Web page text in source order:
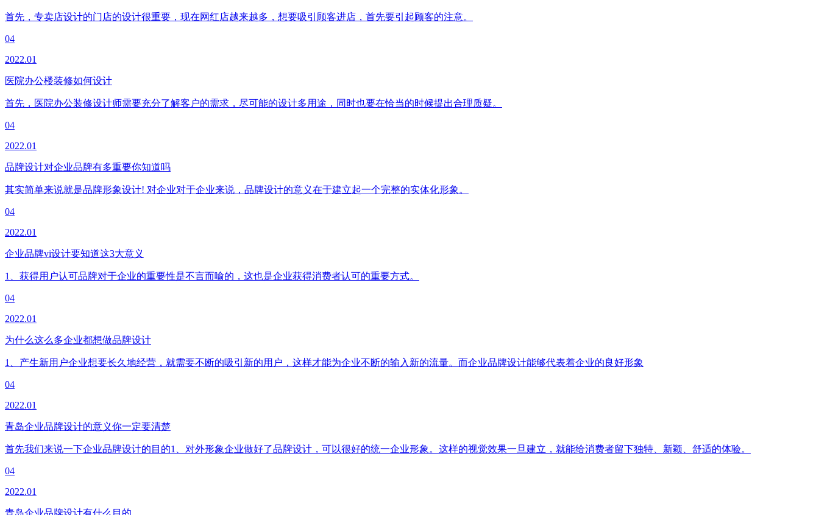
首先，专卖店设计的门店的设计很重要，现在网红店越来越多，想要吸引顾客进店，首先要引起顾客的注意。
04
2022.01
医院办公楼装修如何设计
首先，医院办公装修设计师需要充分了解客户的需求，尽可能的设计多用途，同时也要在恰当的时候提出合理质疑。
04
2022.01
品牌设计对企业品牌有多重要你知道吗
其实简单来说就是品牌形象设计! 对企业对于企业来说，品牌设计的意义在于建立起一个完整的实体化形象。
04
2022.01
企业品牌vi设计要知道这3大意义
1、获得用户认可品牌对于企业的重要性是不言而喻的，这也是企业获得消费者认可的重要方式。
04
2022.01
为什么这么多企业都想做品牌设计
1、产生新用户企业想要长久地经营，就需要不断的吸引新的用户，这样才能为企业不断的输入新的流量。而企业品牌设计能够代表着企业的良好形象
04
2022.01
青岛企业品牌设计的意义你一定要清楚
首先我们来说一下企业品牌设计的目的1、对外形象企业做好了品牌设计，可以很好的统一企业形象。这样的视觉效果一旦建立，就能给消费者留下独特、新颖、舒适的体验。
04
2022.01
青岛企业品牌设计有什么目的